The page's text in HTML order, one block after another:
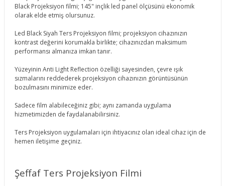
Black Projeksiyon filmi; 145" inçlik led panel ölçüsünü ekonomik
olarak elde etmiş olursunuz.
Led Black Siyah Ters Projeksiyon filmi; projeksiyon cihazınızın
kontrast değerini korumakla birlikte; cihazınızdan maksimum
performansı almanıza imkan tanır.
Yüzeyinin Anti Light Reflection özelliği sayesinden, çevre ışık
sızmalarını reddederek projeksiyon cihazınızın görüntüsünün
bozulmasını minimize eder.
Sadece film alabileceğiniz gibi; aynı zamanda uygulama
hizmetimizden de faydalanabilirsiniz.
Ters Projeksiyon uygulamaları için ihtiyacınız olan ideal cihaz için de
hemen iletişime geçiniz.
Şeffaf Ters Projeksiyon Filmi